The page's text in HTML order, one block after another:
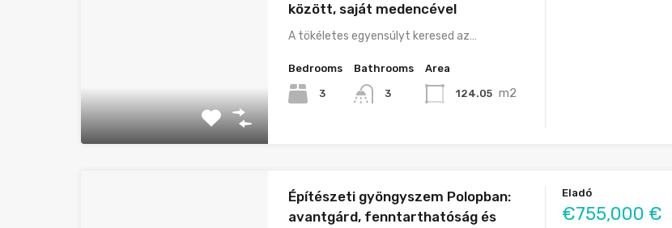
között, saját medencével
A tökéletes egyensúlyt keresed az…
Bedrooms
3
Bathrooms
3
Area
124.05 m2
Építészeti gyöngyszem Polopban:
avantgárd, fenntarthatóság és
Eladó
€755,000 €